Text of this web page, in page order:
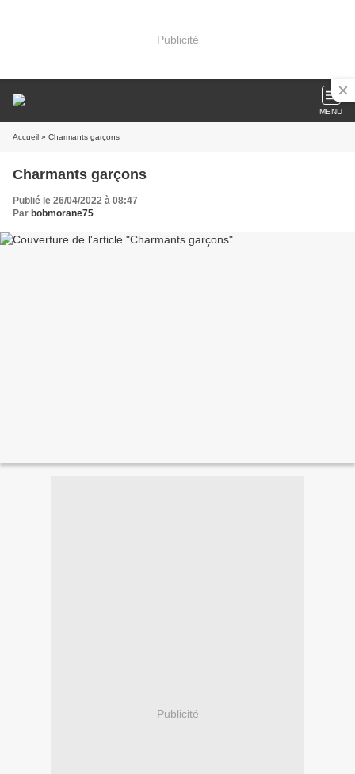
Publicité
MENU
Accueil » Charmants garçons
Charmants garçons
Publié le 26/04/2022 à 08:47
Par bobmorane75
Publicité